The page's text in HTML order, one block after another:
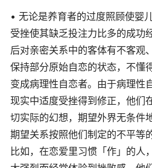
• 无论是养育者的过度照顾使婴
受挫使其缺乏投注力比多的成功
后对亲密关系中的客体有不客观
保持部分原始自恋的状态，不懂
变成病理性自恋者。由于病理性
现实中适度受挫得到修正，他们
切实际的幻想，期望外界无条件
期望关系按照他们制定的不平等
比如，在恋爱里习惯「作」的人